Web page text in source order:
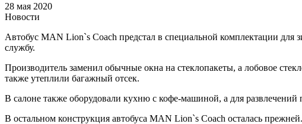
28 мая 2020
Новости
Автобус MAN Lion`s Coach предстал в специальной комплектации
службу.
Производитель заменил обычные окна на стеклопакеты, а лобовое
также утеплили багажный отсек.
В салоне также оборудовали кухню с кофе-машиной, а для
В остальном конструкция автобуса MAN Lion`s Coach осталась